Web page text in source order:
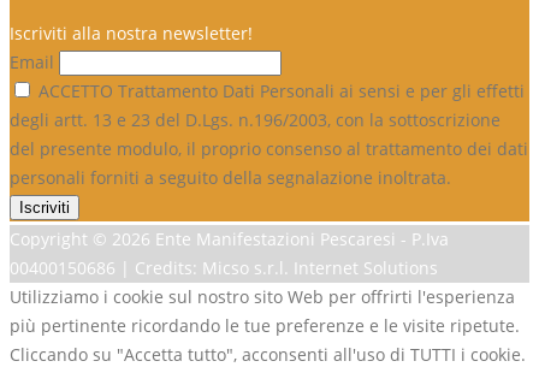
Iscriviti alla nostra newsletter!
Email
ACCETTO Trattamento Dati Personali ai sensi e per gli effetti
degli artt. 13 e 23 del D.Lgs. n.196/2003, con la sottoscrizione
del presente modulo, il proprio consenso al trattamento dei dati
personali forniti a seguito della segnalazione inoltrata.
Copyright © 2026 Ente Manifestazioni Pescaresi - P.Iva
00400150686 | Credits: Micso s.r.l. Internet Solutions
Utilizziamo i cookie sul nostro sito Web per offrirti l'esperienza
più pertinente ricordando le tue preferenze e le visite ripetute.
Cliccando su "Accetta tutto", acconsenti all'uso di TUTTI i cookie.